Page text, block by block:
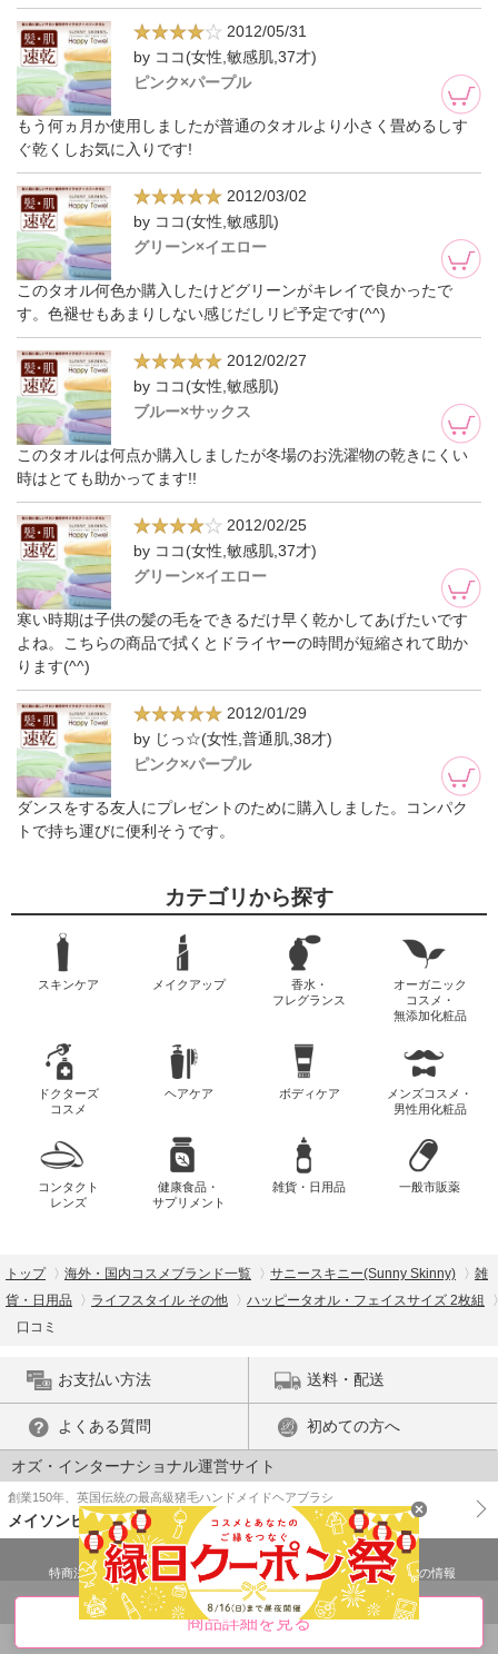
2012/05/31
by ココ(女性,敏感肌,37才)
ピンク×パープル
もう何ヵ月か使用しましたが普通のタオルより小さく畳めるしす
ぐ乾くしお気に入りです!
2012/03/02
by ココ(女性,敏感肌)
グリーン×イエロー
このタオル何色か購入したけどグリーンがキレイで良かったで
す。色褪せもあまりしない感じだしリピ予定です(^^)
2012/02/27
by ココ(女性,敏感肌)
ブルー×サックス
このタオルは何点か購入しましたが冬場のお洗濯物の乾きにくい
時はとても助かってます!!
2012/02/25
by ココ(女性,敏感肌,37才)
グリーン×イエロー
寒い時期は子供の髪の毛をできるだけ早く乾かしてあげたいです
よね。こちらの商品で拭くとドライヤーの時間が短縮されて助か
ります(^^)
2012/01/29
by じっ☆(女性,普通肌,38才)
ピンク×パープル
ダンスをする友人にプレゼントのために購入しました。コンパク
トで持ち運びに便利そうです。
商品詳細を見る
カテゴリから探す
スキンケア メイクアップ
香水・
フレグランス
オーガニック
コスメ・
無添加化粧品
ドクターズ
コスメ
ヘアケア ボディケア
メンズコスメ・
男性用化粧品
コンタクト
レンズ
健康食品・
サプリメント
雑貨・日用品 一般市販薬
トップ 海外・国内コスメブランド一覧 サニースキニー(Sunny Skinny)
雑
貨・日用品
ライフスタイル その他
ハッピータオル・フェイスサイズ 2枚組
口コミ
お支払い方法 送料・配送
よくある質問 初めての方へ
オズ・インターナショナル運営サイト
創業150年、英国伝統の最高級猪毛ハンドメイドヘアブラシ
メイソンピアソン
特商法に基づく表示 プライバシーポリシー
医薬品販売許可証の情報
ご利用規約
PC版で表示